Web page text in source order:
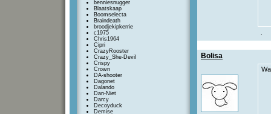
benniesnugger
Blaatskaap
Boomselecta
Braindeath
broodjekipkerrie
c1975
Chris1964
Cipri
CrazyRooster
Crazy_She-Devil
Crispy
Crown
DA-shooter
Dagonet
Dalando
Dan-Niet
Darcy
Decoyduck
Demise
.
Bolisa